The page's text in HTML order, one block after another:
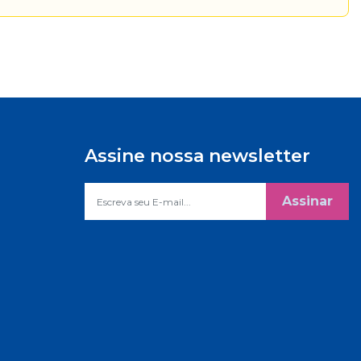
Assine nossa newsletter
Assinar